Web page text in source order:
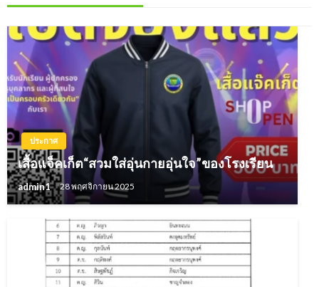
ประกาศ
เสื้อแจ็คเก็ต“สวมใส่อุ่นกายอุ่นใจ”ของโรงเรียน
admin1 28 พฤศจิกายน 2025